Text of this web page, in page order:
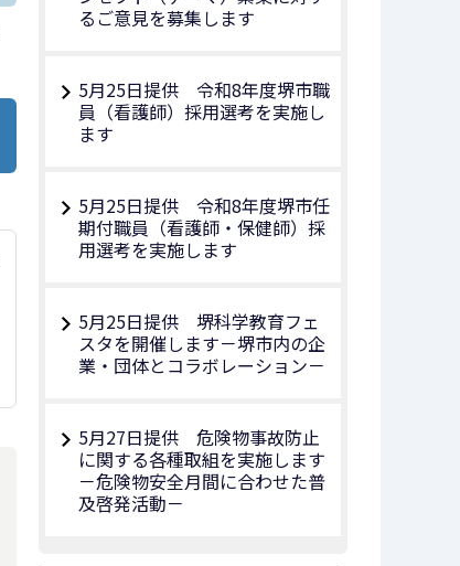
るご意見を募集します
5月25日提供 令和8年度堺市職
員（看護師）採用選考を実施し
ます
5月25日提供 令和8年度堺市任
期付職員（看護師・保健師）採
用選考を実施します
5月25日提供 堺科学教育フェ
スタを開催します－堺市内の企
業・団体とコラボレーション－
5月27日提供 危険物事故防止
に関する各種取組を実施します
－危険物安全月間に合わせた普
及啓発活動－